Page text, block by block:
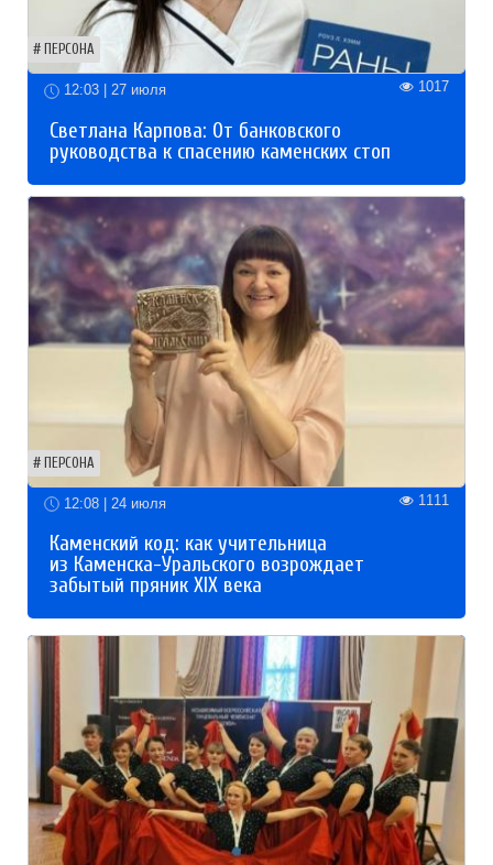
ПЕРСОНА
12:03 | 27 июля 1017
Светлана Карпова: От банковского
руководства к спасению каменских стоп
ПЕРСОНА
12:08 | 24 июля 1111
Каменский код: как учительница
из Каменска-Уральского возрождает
забытый пряник XIX века